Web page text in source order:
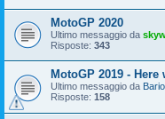
MotoGP 2020
Ultimo messaggio da
Risposte: 343
MotoGP 2019 - Here
Ultimo messaggio da Bario
Risposte: 158